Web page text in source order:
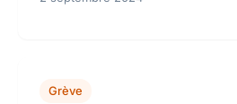
Grève